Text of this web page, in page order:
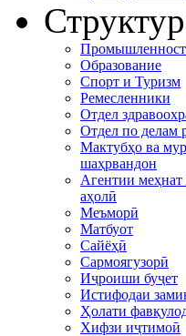
Образование
Спорт и Туризм
Ремесленники
Отдел
Отдел по делам
Мактубҳо ва
шаҳрвандон
Агентии
аҳолӣ
Меъморӣ
Матбуот
Сайёҳӣ
Сармоягузорӣ
Иҷроиши буҷет
Истифодаи
Ҳолати
Хифзи иҷтимоӣ